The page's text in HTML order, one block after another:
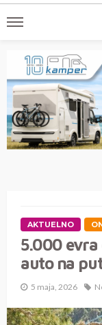
AKTUELNO
5.000 evra
auto na
5 maja, 2026